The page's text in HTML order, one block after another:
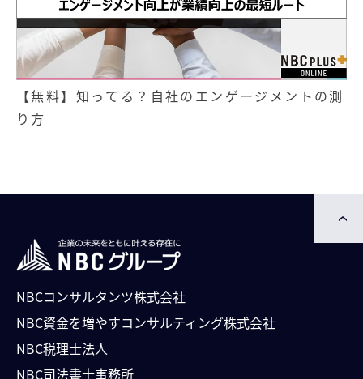
【無料】知ってる？自社のエンゲージメントの測
り方
NBCコンサルタンツ株式会社
NBC資⾦を増やすコンサルティング株式会社
NBC税理士法人
NBC司法書⼠事務所